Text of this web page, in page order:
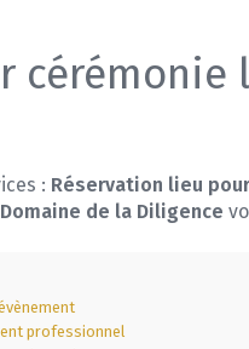
cérémonie
: Réservation lieu pour
de la Diligence
professionnel